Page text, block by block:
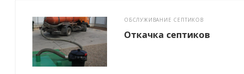
ОБСЛУЖИВАНИЕ СЕПТИКОВ
Откачка септиков